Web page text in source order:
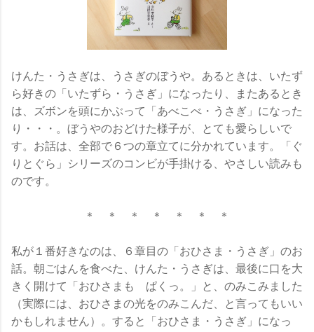
けんた・うさぎは、うさぎのぼうや。あるときは、いたず
ら好きの「いたずら・うさぎ」になったり、またあるとき
は、ズボンを頭にかぶって「あべこべ・うさぎ」になった
り・・・。ぼうやのおどけた様子が、とても愛らしいで
す。お話は、全部で６つの章立てに分かれています。「ぐ
りとぐら」シリーズのコンビが手掛ける、やさしい読みも
のです。
＊ ＊ ＊ ＊ ＊ ＊ ＊
私が１番好きなのは、６章目の「おひさま・うさぎ」のお
話。朝ごはんを食べた、けんた・うさぎは、最後に口を大
きく開けて「おひさまも ぱくっ。」と、のみこみました
（実際には、おひさまの光をのみこんだ、と言ってもいい
かもしれません）。すると「おひさま・うさぎ」になっ